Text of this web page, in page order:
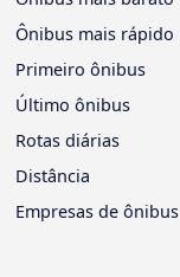
Ônibus mais rápido
Primeiro ônibus
Último ônibus
Rotas diárias
Distância
Empresas de ônibus